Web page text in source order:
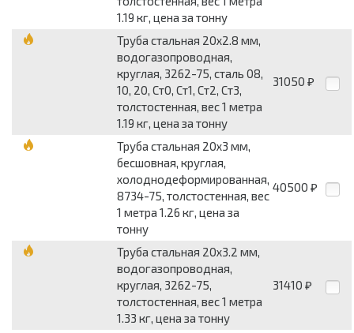
1.19 кг, цена за тонну
Труба стальная 20x2.8 мм,
водогазопроводная,
круглая, 3262-75, сталь 08,
10, 20, Ст0, Ст1, Ст2, Ст3,
толстостенная, вес 1 метра
1.19 кг, цена за тонну
31050 ₽
Труба стальная 20x3 мм,
бесшовная, круглая,
холоднодеформированная,
8734-75, толстостенная, вес
1 метра 1.26 кг, цена за
тонну
40500 ₽
Труба стальная 20x3.2 мм,
водогазопроводная,
круглая, 3262-75,
толстостенная, вес 1 метра
1.33 кг, цена за тонну
31410 ₽